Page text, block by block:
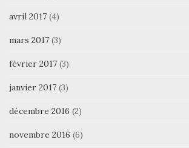
avril 2017 (4)
mars 2017 (3)
février 2017 (3)
janvier 2017 (3)
décembre 2016 (2)
novembre 2016 (6)